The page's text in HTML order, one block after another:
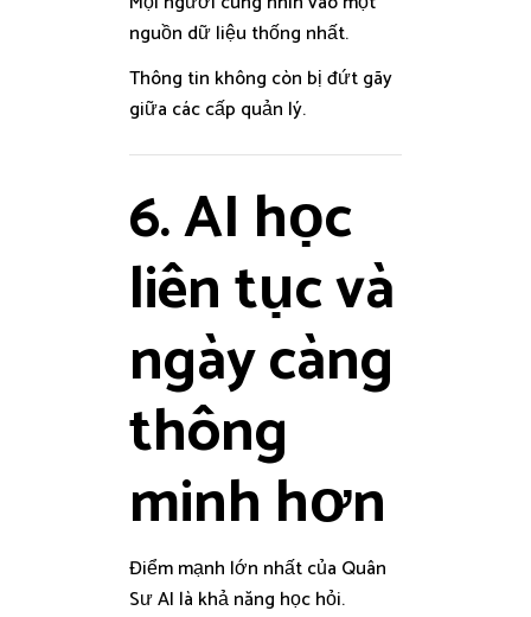
nguồn dữ liệu thống nhất.
Thông tin không còn bị đứt gãy
giữa các cấp quản lý.
6. AI học
liên tục và
ngày càng
thông
minh hơn
Điểm mạnh lớn nhất của Quân
Sư AI là khả năng học hỏi.